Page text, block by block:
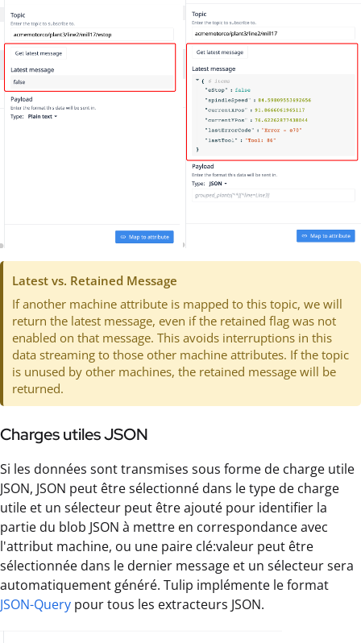
Latest vs. Retained Message
If another machine attribute is mapped to this topic, we will
return the latest message, even if the retained flag was not
enabled on that message. This avoids interruptions in this
data streaming to those other machine attributes. If the topic
is unused by other machines, the retained message will be
returned.
Charges utiles JSON
Si les données sont transmises sous forme de charge utile
JSON, JSON peut être sélectionné dans le type de charge
utile et un sélecteur peut être ajouté pour identifier la
partie du blob JSON à mettre en correspondance avec
l'attribut machine, ou une paire clé:valeur peut être
sélectionnée dans le dernier message et un sélecteur sera
automatiquement généré. Tulip implémente le format
JSON-Query pour tous les extracteurs JSON.